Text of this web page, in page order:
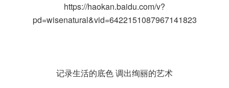
https://haokan.baidu.com/v?
pd=wisenatural&vid=6422151087967141823
记录生活的底色 调出绚丽的艺术